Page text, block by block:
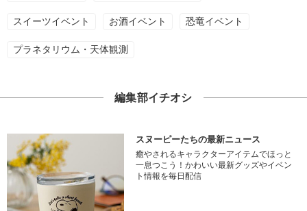
スイーツイベント お酒イベント 恐竜イベント
プラネタリウム・天体観測
編集部イチオシ
スヌーピーたちの最新ニュース
癒やされるキャラクターアイテムでほっと
一息つこう！かわいい最新グッズやイベン
ト情報を毎日配信